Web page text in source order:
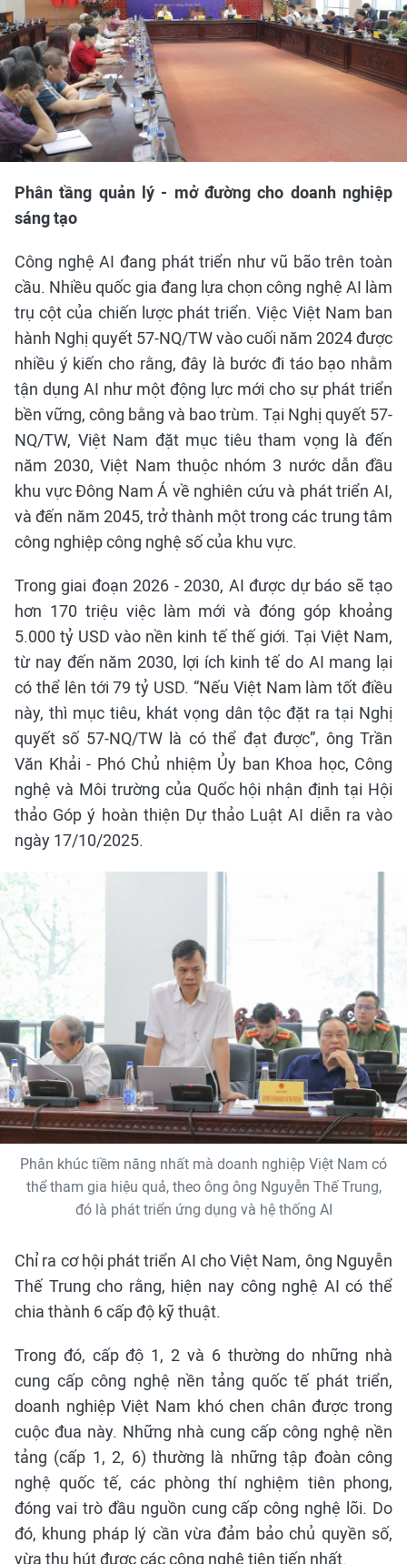
Phân tầng quản lý - mở đường cho doanh nghiệp
sáng tạo
Công nghệ AI đang phát triển như vũ bão trên toàn
cầu. Nhiều quốc gia đang lựa chọn công nghệ AI làm
trụ cột của chiến lược phát triển. Việc Việt Nam ban
hành Nghị quyết 57-NQ/TW vào cuối năm 2024 được
nhiều ý kiến cho rằng, đây là bước đi táo bạo nhằm
tận dụng AI như một động lực mới cho sự phát triển
bền vững, công bằng và bao trùm. Tại Nghị quyết 57-
NQ/TW, Việt Nam đặt mục tiêu tham vọng là đến
năm 2030, Việt Nam thuộc nhóm 3 nước dẫn đầu
khu vực Đông Nam Á về nghiên cứu và phát triển AI,
và đến năm 2045, trở thành một trong các trung tâm
công nghiệp công nghệ số của khu vực.
Trong giai đoạn 2026 - 2030, AI được dự báo sẽ tạo
hơn 170 triệu việc làm mới và đóng góp khoảng
5.000 tỷ USD vào nền kinh tế thế giới. Tại Việt Nam,
từ nay đến năm 2030, lợi ích kinh tế do AI mang lại
có thể lên tới 79 tỷ USD. “Nếu Việt Nam làm tốt điều
này, thì mục tiêu, khát vọng dân tộc đặt ra tại Nghị
quyết số 57-NQ/TW là có thể đạt được”, ông Trần
Văn Khải - Phó Chủ nhiệm Ủy ban Khoa học, Công
nghệ và Môi trường của Quốc hội nhận định tại Hội
thảo Góp ý hoàn thiện Dự thảo Luật AI diễn ra vào
ngày 17/10/2025.
Phân khúc tiềm năng nhất mà doanh nghiệp Việt Nam có
thể tham gia hiệu quả, theo ông ông Nguyễn Thế Trung,
đó là phát triển ứng dụng và hệ thống AI
Chỉ ra cơ hội phát triển AI cho Việt Nam, ông Nguyễn
Thế Trung cho rằng, hiện nay công nghệ AI có thể
chia thành 6 cấp độ kỹ thuật.
Trong đó, cấp độ 1, 2 và 6 thường do những nhà
cung cấp công nghệ nền tảng quốc tế phát triển,
doanh nghiệp Việt Nam khó chen chân được trong
cuộc đua này. Những nhà cung cấp công nghệ nền
tảng (cấp 1, 2, 6) thường là những tập đoàn công
nghệ quốc tế, các phòng thí nghiệm tiên phong,
đóng vai trò đầu nguồn cung cấp công nghệ lõi. Do
đó, khung pháp lý cần vừa đảm bảo chủ quyền số,
vừa thu hút được các công nghệ tiên tiến nhất.